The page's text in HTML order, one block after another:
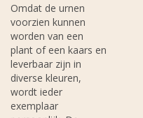
Omdat de urnen
voorzien kunnen
worden van een
plant of een kaars en
leverbaar zijn in
diverse kleuren,
wordt ieder
exemplaar